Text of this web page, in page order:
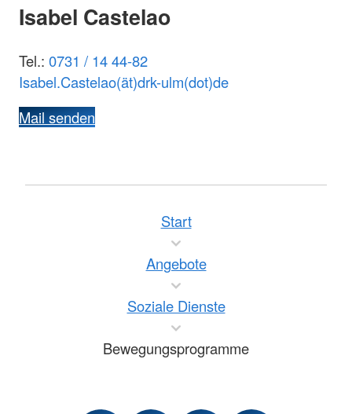
Isabel Castelao
Tel.: 0731 / 14 44-82
Isabel.Castelao(ät)drk-ulm(dot)de
Mail senden
Start
Angebote
Soziale Dienste
Bewegungsprogramme